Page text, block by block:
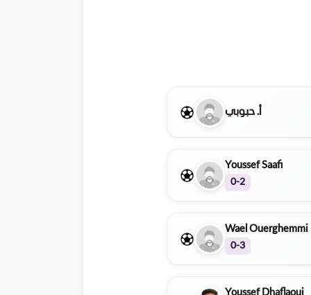
أ. حبوبي
Youssef Saafi
0-2
Wael Ouerghemmi
0-3
Youssef Dhaflaoui